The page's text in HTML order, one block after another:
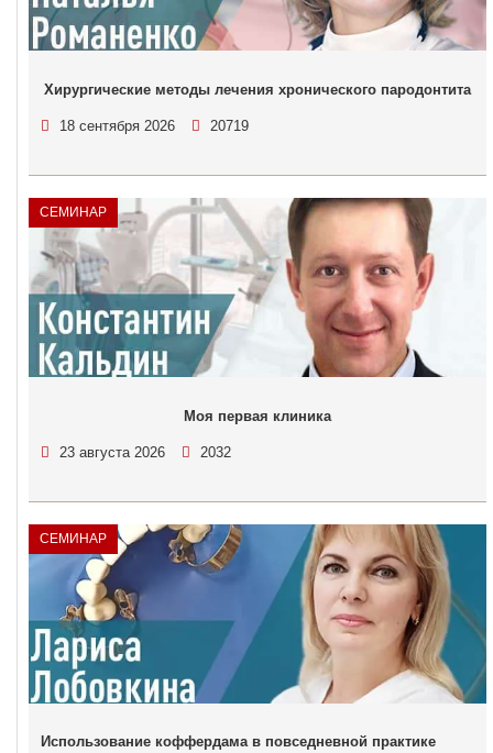
Хирургические методы лечения хронического пародонтита
18 сентября 2026 20719
СЕМИНАР
Моя первая клиника
23 августа 2026 2032
СЕМИНАР
Использование коффердама в повседневной практике